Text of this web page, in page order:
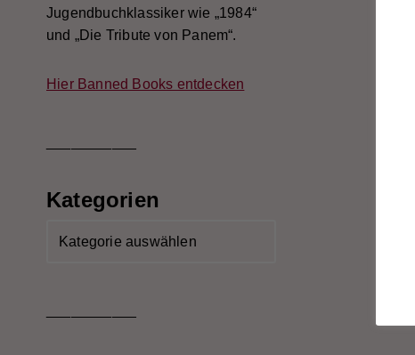
Jugendbuchklassiker wie „1984“
und „Die Tribute von Panem“.
Hier Banned Books entdecken
Kategorien